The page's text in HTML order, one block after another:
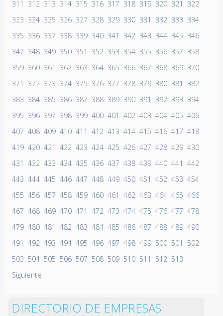
311
312 313 314 315 316 317 318 319 320 321
322
323 324 325 326 327 328 329 330 331 332 333 334
335 336 337 338 339 340 341 342 343 344 345 346
347 348 349 350 351 352 353 354 355 356 357 358
359 360 361 362 363 364 365 366 367 368 369 370
371
372 373 374 375 376 377 378 379 380 381
382
383 384 385 386 387 388 389 390 391 392 393 394
395 396 397 398 399 400 401 402 403 404 405 406
407 408 409 410 411 412 413 414 415 416 417 418
419 420 421 422 423 424 425 426 427 428 429 430
431 432 433 434 435 436 437 438 439 440 441 442
443 444 445 446 447 448 449 450 451 452 453 454
455 456 457 458 459 460 461 462 463 464 465 466
467 468 469 470 471 472 473 474 475 476 477 478
479 480 481 482 483 484 485 486 487 488 489 490
491 492 493 494 495 496 497 498 499 500 501 502
503 504 505 506 507 508 509 510 511 512 513
Siguiente
DIRECTORIO DE EMPRESAS